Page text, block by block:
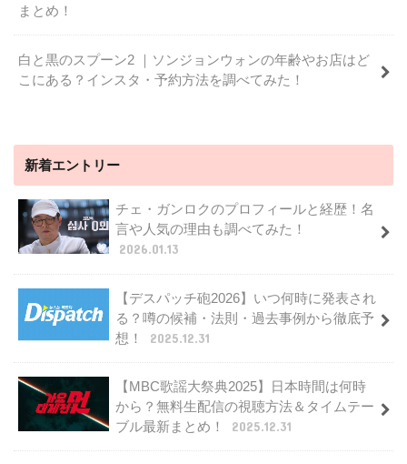
まとめ！
白と黒のスプーン2 ｜ソンジョンウォンの年齢やお店はど
こにある？インスタ・予約方法を調べてみた！
新着エントリー
チェ・ガンロクのプロフィールと経歴！名
言や人気の理由も調べてみた！
2026.01.13
【デスパッチ砲2026】いつ何時に発表され
る？噂の候補・法則・過去事例から徹底予
想！
2025.12.31
【MBC歌謡大祭典2025】日本時間は何時
から？無料生配信の視聴方法＆タイムテー
ブル最新まとめ！
2025.12.31